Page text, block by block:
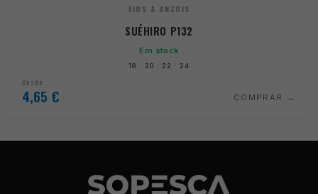
FIOS & ANZOIS
SUÉHIRO P132
Em stock
18 · 20 · 22 · 24
Desde
4,65 € COMPRAR